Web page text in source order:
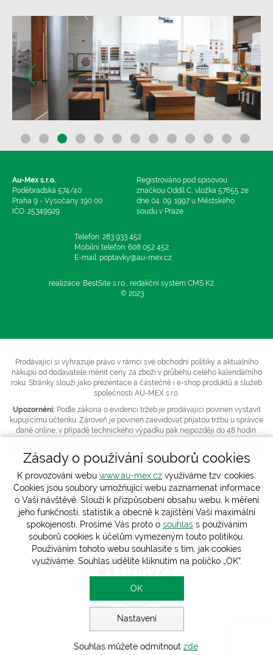
Au-Mex s.r.o.
Poděbradská 574/40
Praha 9 - Vysočany 190 00
IČO: 25349929
Registrováno pod spisovou
značkou Oddíl C, vložka 57655 ze
dne 04. 09. 1997 u Městského
soudu v Praze.
Telefon: 283 933 452
Mobilní telefon: 608 052 452
E-mail: poptavky@au-mex.cz
realizace: BestSite s.r.o., redakční systém CMS K2,
© 2023
Prodávající si vyhrazuje právo v rámci své obchodní politiky a aktuálního
nákupu od dodavatele měnit ceny za zboží v průběhu celého kalendářního
roku. Stránky slouží jako prezentace a částečně i e-shop produktů a služeb
společnosti AU-MEX s.r.o.
Upozornění:Podle zákona o evidenci tržeb je prodávající povinen vystavit
kupujícímu účtenku. Zároveň je povinen zaevidovat přijatou tržbu u správce
daně online; v případě technického výpadku pak nejpozději do 48 hodin.
Evropskou unií - vývoj terasových klipů
Spřátelené weby:www.au-mex.cz,www.osmo.cz,www.realdeck.cz
Sociální sítě:Facebook - Au-Mex,Facebook - OSMO,Instagram,YouTube -
Au-Mex,YouTube - OSMO
Zásady o používání souborů cookies
K provozování webu www.au-mex.cz využíváme tzv. cookies.
Cookies jsou soubory umožňující webu zaznamenat informace
o Vaší návštěvě. Slouží k přizpůsobení obsahu webu, k měření
jeho funkčnosti, statistik a obecně k zajištění Vaší maximální
spokojenosti. Prosíme Vás proto o souhlass používáním
souborů cookies k účelům vymezeným touto politikou.
Používáním tohoto webu souhlasíte s tím, jak cookies
využíváme. Souhlas udělíte kliknutím na políčko „OK“.
Nastavení
OK
Souhlas můžete odmítnout zde.